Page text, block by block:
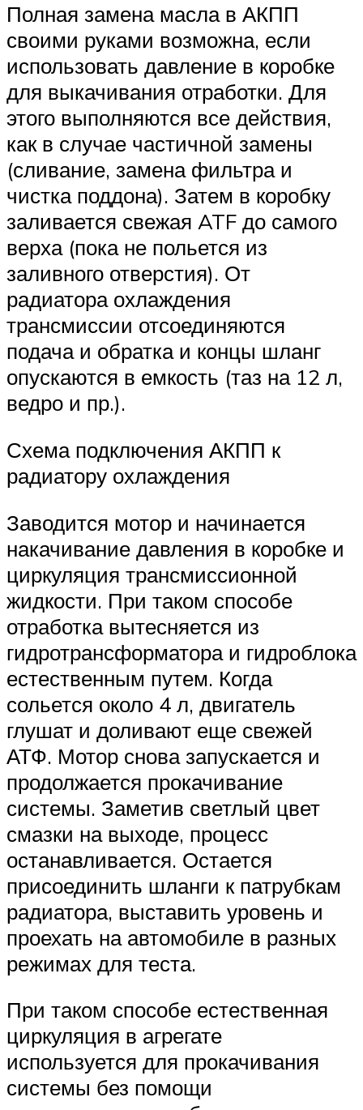
Полная замена масла в АКПП
своими руками возможна, если
использовать давление в коробке
для выкачивания отработки. Для
этого выполняются все действия,
как в случае частичной замены
(сливание, замена фильтра и
чистка поддона). Затем в коробку
заливается свежая ATF до самого
верха (пока не польется из
заливного отверстия). От
радиатора охлаждения
трансмиссии отсоединяются
подача и обратка и концы шланг
опускаются в емкость (таз на 12 л,
ведро и пр.).
Схема подключения АКПП к
радиатору охлаждения
Заводится мотор и начинается
накачивание давления в коробке и
циркуляция трансмиссионной
жидкости. При таком способе
отработка вытесняется из
гидротрансформатора и гидроблока
естественным путем. Когда
сольется около 4 л, двигатель
глушат и доливают еще свежей
АТФ. Мотор снова запускается и
продолжается прокачивание
системы. Заметив светлый цвет
смазки на выходе, процесс
останавливается. Остается
присоединить шланги к патрубкам
радиатора, выставить уровень и
проехать на автомобиле в разных
режимах для теста.
При таком способе естественная
циркуляция в агрегате
используется для прокачивания
системы без помощи